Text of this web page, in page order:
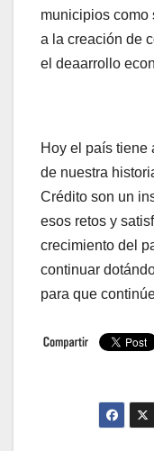
municipios como
a la creación de
el deaarrollo
Hoy el país tiene
de nuestra
Crédito son un
esos retos y
crecimiento del
continuar
para que